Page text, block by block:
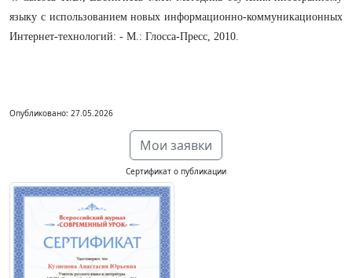
языку с использованием новых информационно-коммуникационных
Интернет-технологий: - М.: Глосса-Пресс, 2010.
Опубликовано: 27.05.2026
Мои заявки
Сертификат о публикации